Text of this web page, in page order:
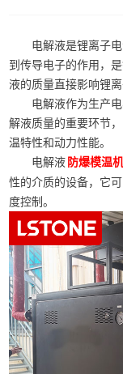
电解液是锂离子
到传导电子的作用，
液的质量直接影响锂
电解液作为生产
解液质量的重要环节
温特性和动力性能。
电解液 防爆模温
性的介质的设备，它
度控制。